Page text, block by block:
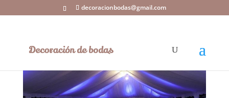
decoracionbodas@gmail.com